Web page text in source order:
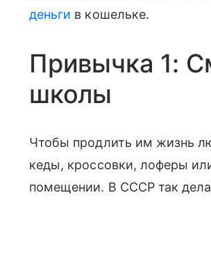
деньги в кошельке.
Привычка 1:
школы
Чтобы продлить им жизнь
кеды, кроссовки, лоферы
помещении. В СССР так